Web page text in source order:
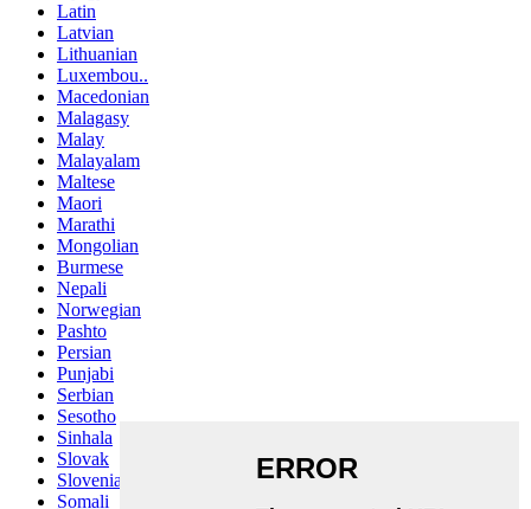
Latin
Latvian
Lithuanian
Luxembou..
Macedonian
Malagasy
Malay
Malayalam
Maltese
Maori
Marathi
Mongolian
Burmese
Nepali
Norwegian
Pashto
Persian
Punjabi
Serbian
Sesotho
Sinhala
Slovak
Slovenian
Somali